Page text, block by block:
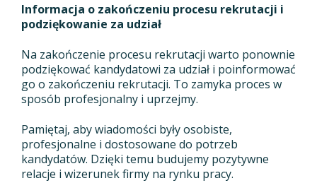
Informacja o zakończeniu procesu rekrutacji i
podziękowanie za udział
Na zakończenie procesu rekrutacji warto ponownie
podziękować kandydatowi za udział i poinformować
go o zakończeniu rekrutacji. To zamyka proces w
sposób profesjonalny i uprzejmy.
Pamiętaj, aby wiadomości były osobiste,
profesjonalne i dostosowane do potrzeb
kandydatów. Dzięki temu budujemy pozytywne
relacje i wizerunek firmy na rynku pracy.